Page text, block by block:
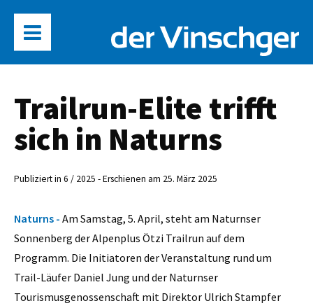
Trailrun-Elite trifft
sich in Naturns
Publiziert in 6 / 2025 - Erschienen am 25. März 2025
Naturns - Am Samstag, 5. April, steht am Naturnser
Sonnenberg der Alpenplus Ötzi Trailrun auf dem
Programm. Die Initiatoren der Veranstaltung rund um
Trail-Läufer Daniel Jung und der Naturnser
Tourismusgenossenschaft mit Direktor Ulrich Stampfer